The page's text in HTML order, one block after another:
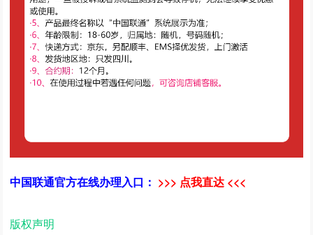
中国联通官方在线办理入口： >>> 点我直达 <<<
版权声明